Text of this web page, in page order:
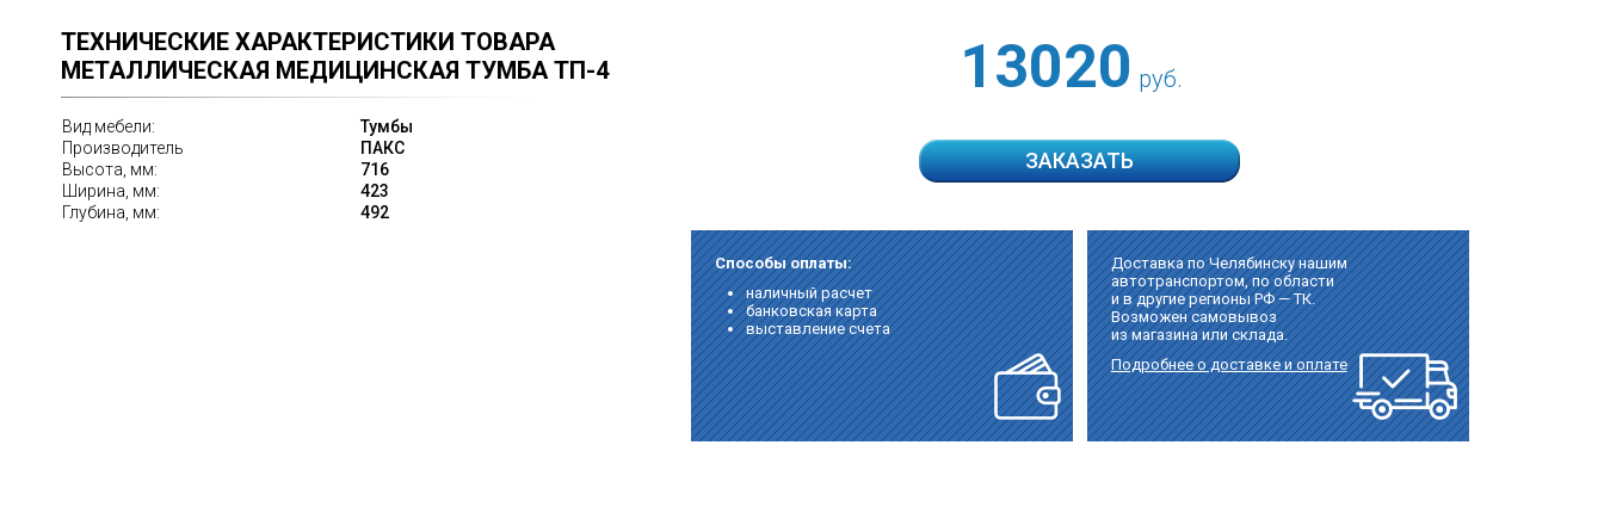
ТЕХНИЧЕСКИЕ ХАРАКТЕРИСТИКИ ТОВАРА
МЕТАЛЛИЧЕСКАЯ МЕДИЦИНСКАЯ ТУМБА ТП-4
Вид мебели:
Тумбы
Производитель
ПАКС
Высота, мм:
716
Ширина, мм:
423
Глубина, мм:
492
13020 руб.
ЗАКАЗАТЬ
Способы оплаты:
наличный расчет
банковская карта
выставление счета
Доставка по Челябинску нашим
автотранспортом, по области
и в другие регионы РФ — ТК.
Возможен самовывоз
из магазина или склада.
Подробнее о доставке и оплате